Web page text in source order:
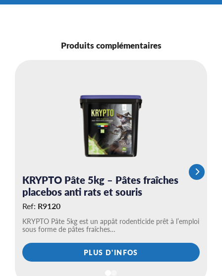
Produits complémentaires
KRYPTO Pâte 5kg – Pâtes fraîches
placebos anti rats et souris
Ref: R9120
KRYPTO Pâte 5kg est un appât rodenticide prêt à l’emploi
sous forme de pâtes fraîches…
PLUS D'INFOS